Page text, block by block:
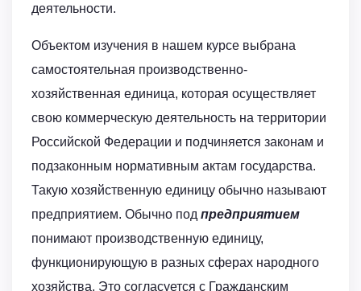
деятельности.
Объектом изучения в нашем курсе выбрана
самостоятельная производственно-
хозяйственная единица, которая осуществляет
свою коммерческую деятельность на территории
Российской Федерации и подчиняется законам и
подзаконным нормативным актам государства.
Такую хозяйственную единицу обычно называют
предприятием. Обычно под предприятием
понимают производственную единицу,
функционирующую в разных сферах народного
хозяйства. Это согласуется с Гражданским